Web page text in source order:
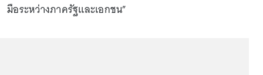
มือระหว่างภาครัฐและเอกชน”